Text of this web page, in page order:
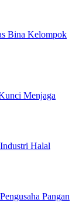
Bina Kelompok
Menjaga
Halal
Pangan